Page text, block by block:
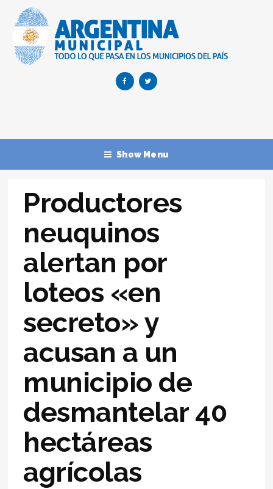
Show Menu
Productores
neuquinos
alertan por
loteos «en
secreto» y
acusan a un
municipio de
desmantelar 40
hectáreas
agrícolas